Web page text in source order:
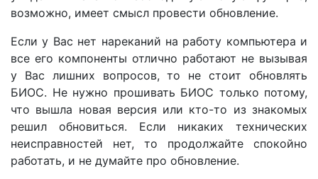
возможно, имеет смысл провести обновление.
Если у Вас нет нареканий на работу компьютера и
все его компоненты отлично работают не вызывая
у Вас лишних вопросов, то не стоит обновлять
БИОС. Не нужно прошивать БИОС только потому,
что вышла новая версия или кто-то из знакомых
решил обновиться. Если никаких технических
неисправностей нет, то продолжайте спокойно
работать, и не думайте про обновление.